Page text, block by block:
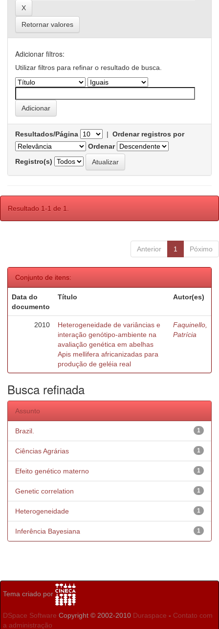
Retornar valores
Adicionar filtros:
Utilizar filtros para refinar o resultado de busca.
Resultados/Página | Ordenar registros por
Ordenar
Registro(s)
Resultado 1-1 de 1.
Anterior 1 Póximo
Conjunto de itens:
Data do
documento
Título Autor(es)
2010
Heterogeneidade de variâncias e
interação genótipo-ambiente na
avaliação genética em abelhas
Apis mellifera africanizadas para
produção de geléia real
Faquinello,
Patrícia
Busca refinada
Assunto
1
Brazil.
1
Ciências Agrárias
1
Efeito genético materno
1
Genetic correlation
1
Heterogeneidade
1
Inferência Bayesiana
Tema criado por
DSpace Software Copyright © 2002-2010 Duraspace - Contato com
a administração